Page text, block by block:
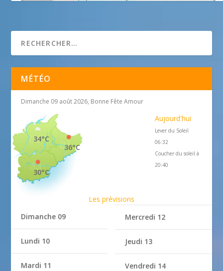
MÉTÉO
Dimanche 09 août 2026, Bonne Fête Amour
36°C
34°C
30°C
Aujourd'hui
Lever du Soleil
06:32
Coucher du soleil à
20:40
Les prévisions
Dimanche 09
Lundi 10
Mardi 11
Mercredi 12
Jeudi 13
Vendredi 14